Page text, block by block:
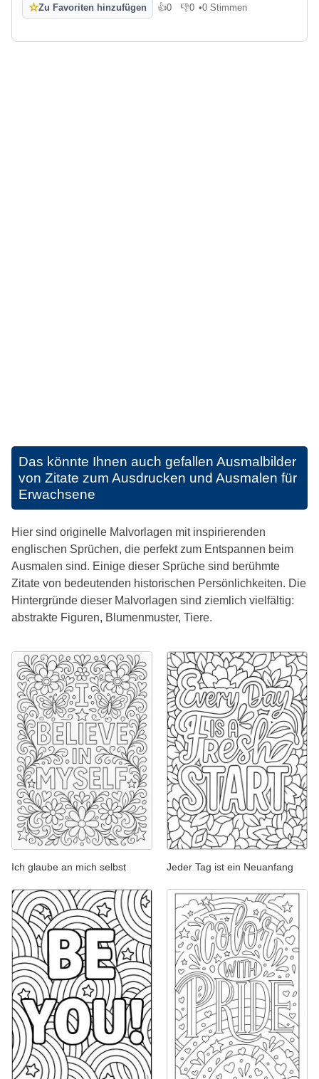
☆Zu Favoriten hinzufügen 👍0
Gefällt mir
👎0
Gefällt mir nicht
•0 Stimmen
Das könnte Ihnen auch gefallen Ausmalbilder
von Zitate zum Ausdrucken und Ausmalen für
Erwachsene
Hier sind originelle Malvorlagen mit inspirierenden
englischen Sprüchen, die perfekt zum Entspannen beim
Ausmalen sind. Einige dieser Sprüche sind berühmte
Zitate von bedeutenden historischen Persönlichkeiten. Die
Hintergründe dieser Malvorlagen sind ziemlich vielfältig:
abstrakte Figuren, Blumenmuster, Tiere.
Ich glaube an mich selbst Jeder Tag ist ein Neuanfang